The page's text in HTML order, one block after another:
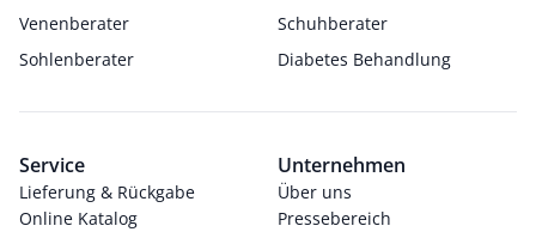
Venenberater
Schuhberater
Sohlenberater
Diabetes Behandlung
Service
Lieferung & Rückgabe
Online Katalog
Unternehmen
Über uns
Pressebereich